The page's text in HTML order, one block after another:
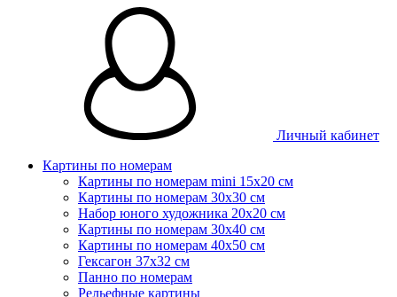
Личный кабинет
Картины по номерам
Картины по номерам mini 15х20 см
Картины по номерам 30x30 см
Набор юного художника 20х20 см
Картины по номерам 30х40 см
Картины по номерам 40х50 см
Гексагон 37х32 см
Панно по номерам
Рельефные картины